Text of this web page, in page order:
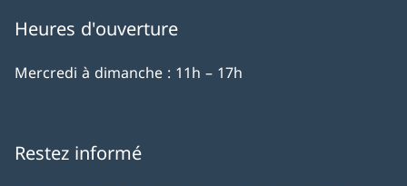
Heures d'ouverture
Mercredi à dimanche : 11h – 17h
Restez informé